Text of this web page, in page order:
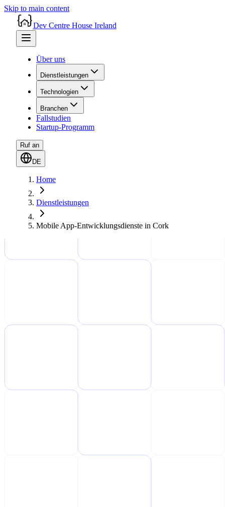
Skip to main content
Dev Centre House Ireland
Über uns
Dienstleistungen
Technologien
Branchen
Fallstudien
Startup-Programm
Ruf an
DE
Home
Dienstleistungen
Mobile App-Entwicklungsdienste in Cork